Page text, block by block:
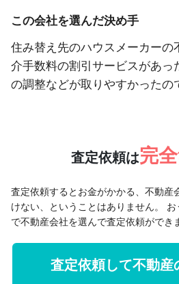
この会社を選んだ決め手
住み替え先のハウスメーカーの
介手数料の割引サービスがあっ
の調整などが取りやすかったの
査定依頼は完
査定依頼するとお金がかかる、不動産
けない、ということはありません。 お
で不動産会社を選んで査定依頼ができ
査定依頼して不動産